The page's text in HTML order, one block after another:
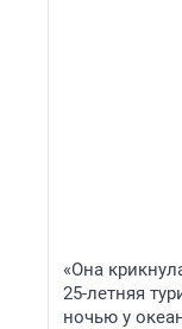
«Она
25-летняя
ночью у